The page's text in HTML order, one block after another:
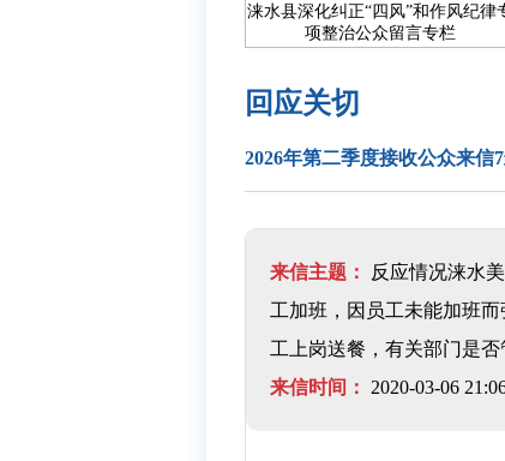
涞水县深化纠正“四风”和作风纪律
项整治公众留言专栏
回应关切
2026年第二季度接收公众来信
来信主题：
反应情况涞水
工加班，因员工未能加班
工上岗送餐，有关部门是
来信时间：
2020-03-06